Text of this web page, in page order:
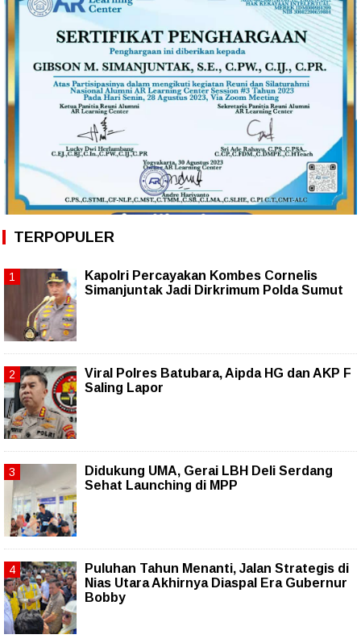
TERPOPULER
Kapolri Percayakan Kombes Cornelis
Simanjuntak Jadi Dirkrimum Polda Sumut
Viral Polres Batubara, Aipda HG dan AKP F
Saling Lapor
Didukung UMA, Gerai LBH Deli Serdang
Sehat Launching di MPP
Puluhan Tahun Menanti, Jalan Strategis di
Nias Utara Akhirnya Diaspal Era Gubernur
Bobby